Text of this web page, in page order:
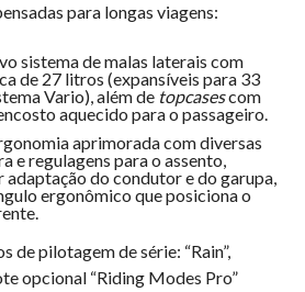
para longas viagens:
sistema de malas laterais com
de 27 litros (expansíveis para 33
Vario), além de topcasescom
aquecido para o passageiro.
aprimorada com diversas
e regulagens para o assento,
adaptação do condutor e do garupa,
ergonômico que posiciona o
de pilotagem de série: “Rain”,
opcional “Riding Modes Pro”